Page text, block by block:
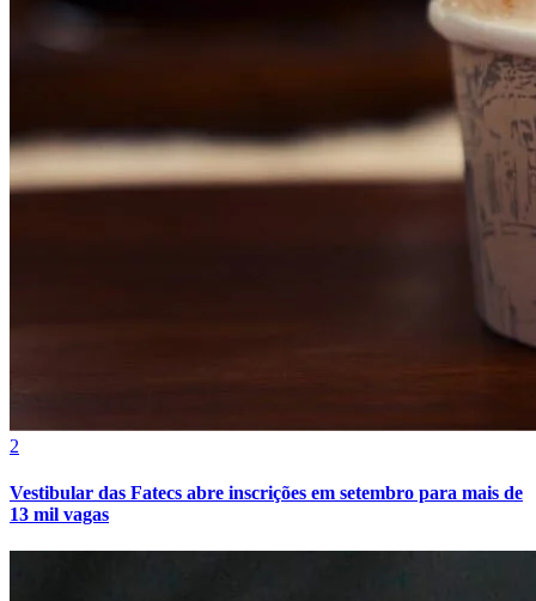
Vasco
2
Vestibular das Fatecs abre inscrições em setembro para mais de
13 mil vagas